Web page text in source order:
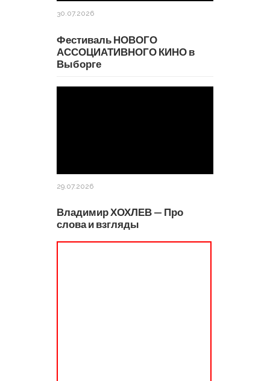
30.07.2026
Фестиваль НОВОГО
АССОЦИАТИВНОГО КИНО в
Выборге
29.07.2026
Владимир ХОХЛЕВ — Про
слова и взгляды